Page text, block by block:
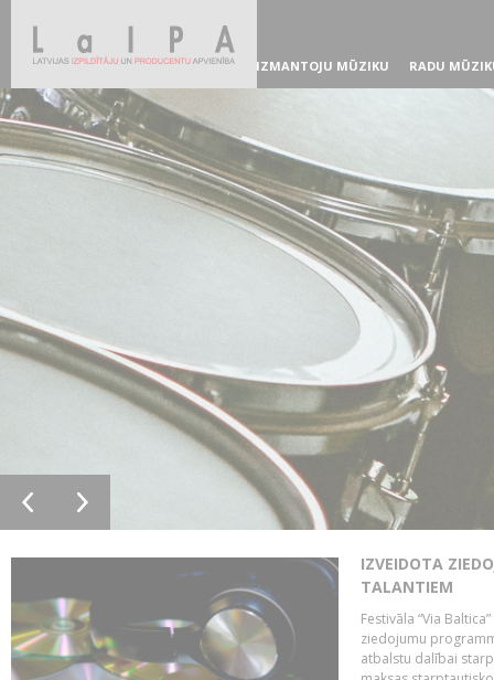
IZMANTOJU MŪZIKU RADU
IZVEIDOTA
TALANTIEM
Festivāla “Via
ziedojumu
atbalstu dalībai